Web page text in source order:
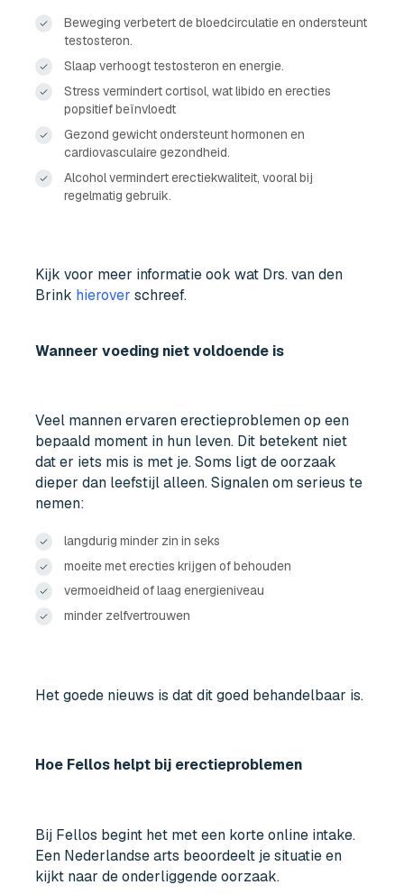
Beweging verbetert de bloedcirculatie en ondersteunt
testosteron.
Slaap verhoogt testosteron en energie.
Stress vermindert cortisol, wat libido en erecties
popsitief beïnvloedt
Gezond gewicht ondersteunt hormonen en
cardiovasculaire gezondheid.
Alcohol vermindert erectiekwaliteit, vooral bij
regelmatig gebruik.
Kijk voor meer informatie ook wat Drs. van den
Brink hierover schreef.
Wanneer voeding niet voldoende is
Veel mannen ervaren erectieproblemen op een
bepaald moment in hun leven. Dit betekent niet
dat er iets mis is met je. Soms ligt de oorzaak
dieper dan leefstijl alleen. Signalen om serieus te
nemen:
langdurig minder zin in seks
moeite met erecties krijgen of behouden
vermoeidheid of laag energieniveau
minder zelfvertrouwen
Het goede nieuws is dat dit goed behandelbaar is.
Hoe Fellos helpt bij erectieproblemen
Bij Fellos begint het met een korte online intake.
Een Nederlandse arts beoordeelt je situatie en
kijkt naar de onderliggende oorzaak.